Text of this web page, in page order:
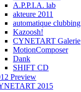
A.P.P.I.A. lab
akteure 2011
automatique clubbing
Kazoosh!
CYNETART Galerie
MotionComposer
Dank
SHIFT CD
Preview
2015